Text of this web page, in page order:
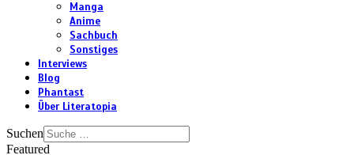
Manga
Anime
Sachbuch
Sonstiges
Interviews
Blog
Phantast
Über Literatopia
Suchen
Featured